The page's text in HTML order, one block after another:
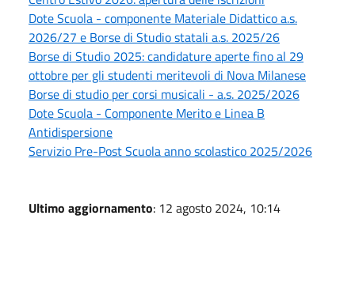
Dote Scuola - componente Materiale Didattico a.s.
2026/27 e Borse di Studio statali a.s. 2025/26
Borse di Studio 2025: candidature aperte fino al 29
ottobre per gli studenti meritevoli di Nova Milanese
Borse di studio per corsi musicali - a.s. 2025/2026
Dote Scuola - Componente Merito e Linea B
Antidispersione
Servizio Pre-Post Scuola anno scolastico 2025/2026
Ultimo aggiornamento: 12 agosto 2024, 10:14